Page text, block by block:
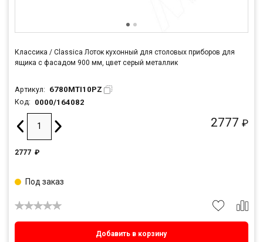
Классика / Classica Лоток кухонный для столовых приборов для
ящика c фасадом 900 мм, цвет серый металлик
Артикул: 6780MTI10PZ
Код: 0000/164082
2777 ₽
2777 ₽
Добавить в корзину
Под заказ